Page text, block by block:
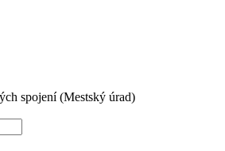
spojení (Mestský úrad)